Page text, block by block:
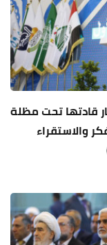
قادتها تحت مظلة
للفكر والاستقراء